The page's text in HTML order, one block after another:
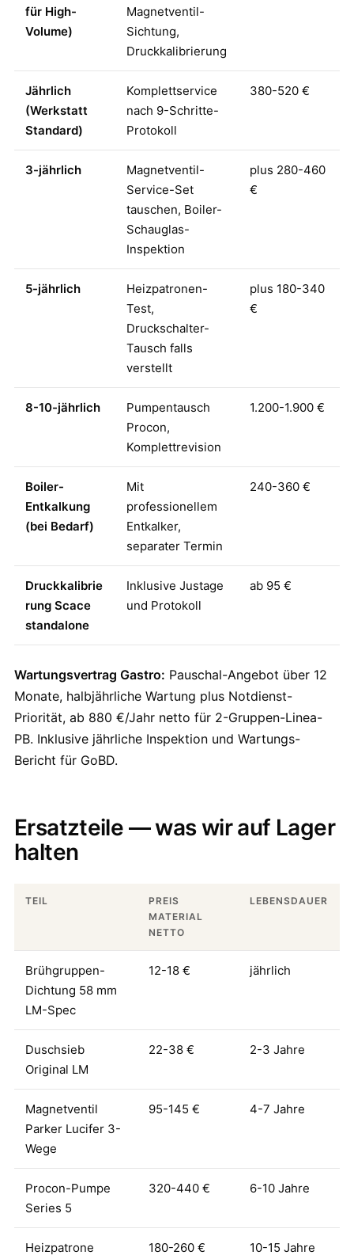
für High-
Volume)
Magnetventil-
Sichtung,
Druckkalibrierung
Jährlich
(Werkstatt
Standard)
Komplettservice
nach 9-Schritte-
Protokoll
380-520 €
3-jährlich
Magnetventil-
Service-Set
tauschen, Boiler-
Schauglas-
Inspektion
plus 280-460
€
5-jährlich
Heizpatronen-
Test,
Druckschalter-
Tausch falls
verstellt
plus 180-340
€
8-10-jährlich
Pumpentausch
Procon,
Komplettrevision
1.200-1.900 €
Boiler-
Entkalkung
(bei Bedarf)
Mit
professionellem
Entkalker,
separater Termin
240-360 €
Druckkalibrie
rung Scace
standalone
Inklusive Justage
und Protokoll
ab 95 €
Wartungsvertrag Gastro: Pauschal-Angebot über 12
Monate, halbjährliche Wartung plus Notdienst-
Priorität, ab 880 €/Jahr netto für 2-Gruppen-Linea-
PB. Inklusive jährliche Inspektion und Wartungs-
Bericht für GoBD.
Ersatzteile — was wir auf Lager
halten
TEIL
PREIS
MATERIAL
NETTO
LEBENSDAUER
Brühgruppen-
Dichtung 58 mm
LM-Spec
12-18 € jährlich
Duschsieb
Original LM
22-38 € 2-3 Jahre
Magnetventil
Parker Lucifer 3-
Wege
95-145 € 4-7 Jahre
Procon-Pumpe
Series 5
320-440 € 6-10 Jahre
Heizpatrone
180-260 € 10-15 Jahre